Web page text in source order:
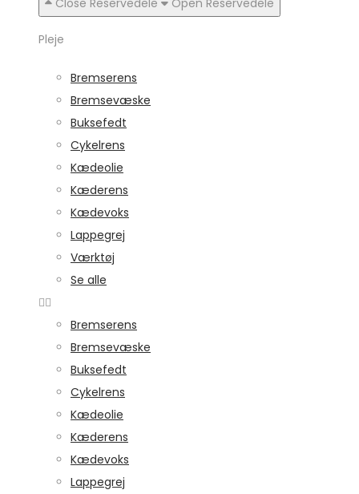
Close Reservedele
Open Reservedele
Pleje
Bremserens
Bremsevæske
Buksefedt
Cykelrens
Kædeolie
Kæderens
Kædevoks
Lappegrej
Værktøj
Se alle
Bremserens
Bremsevæske
Buksefedt
Cykelrens
Kædeolie
Kæderens
Kædevoks
Lappegrej